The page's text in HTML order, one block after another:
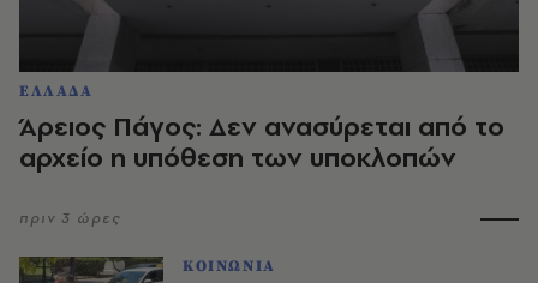
ΕΛΛΑΔΑ
Άρειος Πάγος: Δεν ανασύρεται από το
αρχείο η υπόθεση των υποκλοπών
πριν 3 ώρες
ΚΟΙΝΩΝΙΑ